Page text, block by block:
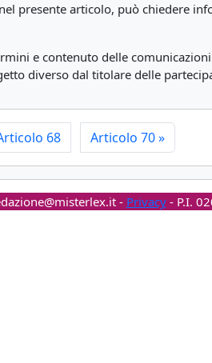
presente articolo, può chiedere
e contenuto delle
diverso dal titolare delle
68 Articolo 70»
- Privacy- P.I.